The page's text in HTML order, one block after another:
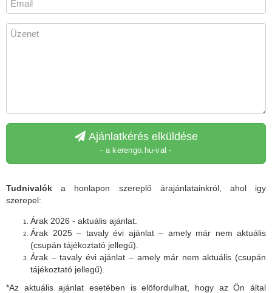
Ajánlatkérés elküldése
- a kerengo.hu-val -
Tudnivalók a honlapon szereplő árajánlatainkról, ahol igy
szerepel:
Árak 2026 - aktuális ajánlat.
Árak 2025 – tavaly évi ajánlat – amely már nem aktuális
(csupán tájékoztató jellegű).
Árak – tavaly évi ajánlat – amely már nem aktuális (csupán
tájékoztató jellegű).
*Az aktuális ajánlat esetében is elöfordulhat, hogy az Ön által